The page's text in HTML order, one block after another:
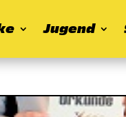
Jugend